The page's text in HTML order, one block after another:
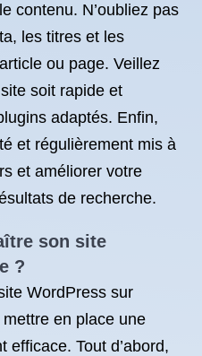
contenu. N’oubliez pas
les titres et les
ou page. Veillez
soit rapide et
adaptés. Enfin,
et régulièrement mis à
et améliorer votre
de recherche.
son site
?
WordPress sur
en place une
efficace. Tout d’abord,